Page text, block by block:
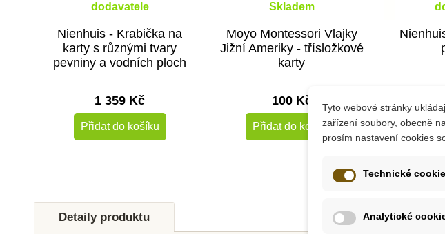
dodavatele
Nienhuis - Krabička na
karty s různými tvary
pevniny a vodních ploch
1 359 Kč
Přidat do košíku
Skladem
Moyo Montessori Vlajky
Jižní Ameriky - třísložkové
karty
100 Kč
Přidat do košíku
Detaily produktu
Tyto webové stránky
zařízení soubory, obecně
prosím nastavení cookies
Technické
Analytické